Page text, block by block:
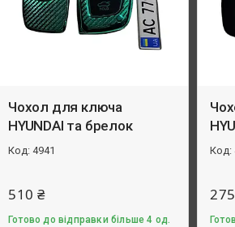
Чохол для ключа
HYUNDAI та брелок
4941
510 ₴
Готово до відправки більше 4 од.